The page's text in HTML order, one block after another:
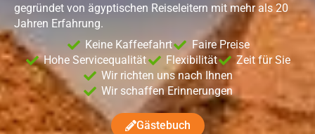
gegründet von ägyptischen Reiseleitern mit mehr als 20
Jahren Erfahrung.
Keine Kaffeefahrt
Faire Preise
Hohe Servicequalität
Flexibilität
Zeit für Sie
Wir richten uns nach Ihnen
Wir schaffen Erinnerungen
Gästebuch